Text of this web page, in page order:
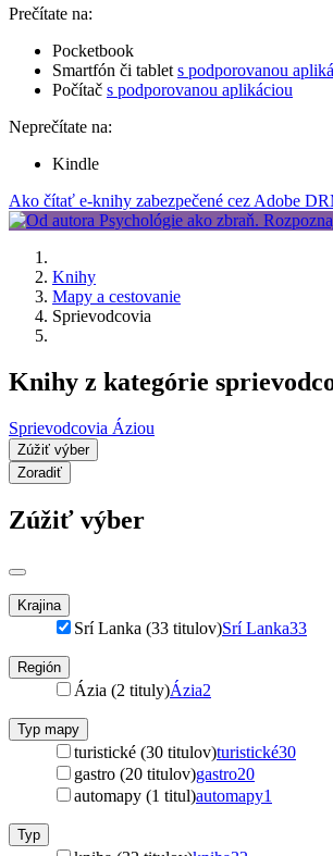
Prečítate na:
Pocketbook
Smartfón či tablet s podporovanou
Počítač s podporovanou aplikáciou
Neprečítate na:
Kindle
Ako čítať e-knihy zabezpečené cez Adobe
Knihy
Mapy a cestovanie
Sprievodcovia
Knihy z kategórie
Sprievodcovia Áziou
Zúžiť výber
Zoradiť
Zúžiť výber
Krajina
Srí Lanka (33 titulov)Srí Lanka33
Región
Ázia (2 tituly)Ázia2
Typ mapy
turistické (30 titulov)turistické30
gastro (20 titulov)gastro20
automapy (1 titul)automapy1
Typ